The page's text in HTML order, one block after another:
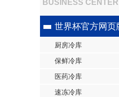
BUSINESS CENTER
厨房冷库
保鲜冷库
医药冷库
速冻冷库